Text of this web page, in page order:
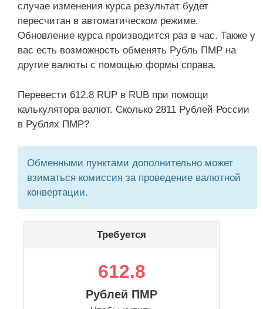
случае изменения курса результат будет
пересчитан в автоматическом режиме.
Обновление курса производится раз в час. Также у
вас есть возможность обменять Рубль ПМР на
другие валюты с помощью формы справа.
Перевести 612.8 RUP в RUB при помощи
калькулятора валют. Сколько 2811 Рублей России
в Рублях ПМР?
Обменными пунктами дополнительно может
взиматься комиссия за проведение валютной
конвертации.
Требуется
612.8
Рублей ПМР